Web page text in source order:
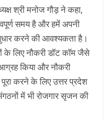
श्री मनोज गौड़ ने कहा,
समय है और हमें अपनी
सुधार करने की आवश्यकता है।
के लिए नौकरी डॉट कॉम जैसे
किया और नौकरी
करने के लिए उत्तर प्रदेश
में भी रोजगार सृजन की